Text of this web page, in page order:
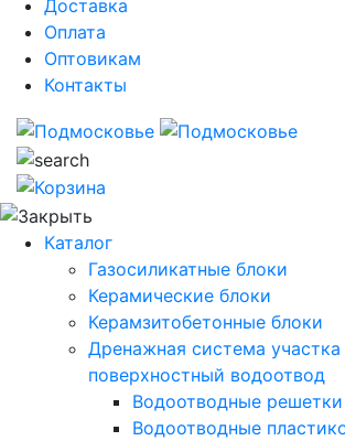
Доставка
Оплата
Оптовикам
Контакты
Каталог
Газосиликатные блоки
Керамические блоки
Керамзитобетонные блоки
Дренажная система участка
поверхностный водоотвод
Водоотводные решетки
Водоотводные